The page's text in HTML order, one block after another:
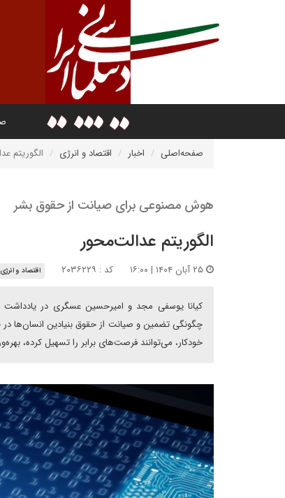
صفحه‌اصلی اخبار اقتصاد و انرژی الگوریتم
هوش مصنوعی برای صیانت از حقوق بشر
الگوریتم عدالت‌محور
کد : ۲۰۳۶۲۲۹ اقتصاد و انرژی
کیانا یوسفی مجد و امیرحسین عسگری در یادداشت
چگونگی تضمین و صیانت از حقوق بنیادین انسان‌ها
خودکار، می‌توانند فرصت‌های برابر را تسهیل کرده،